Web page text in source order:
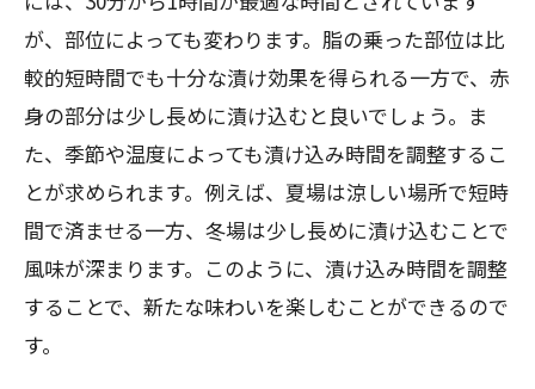
が、部位によっても変わります。脂の乗った部位は比
較的短時間でも十分な漬け効果を得られる一方で、赤
身の部分は少し長めに漬け込むと良いでしょう。ま
た、季節や温度によっても漬け込み時間を調整するこ
とが求められます。例えば、夏場は涼しい場所で短時
間で済ませる一方、冬場は少し長めに漬け込むことで
風味が深まります。このように、漬け込み時間を調整
することで、新たな味わいを楽しむことができるので
す。